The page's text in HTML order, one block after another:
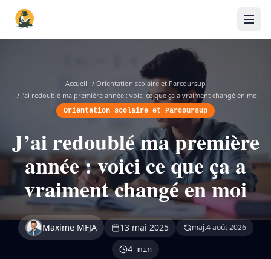
Accueil / Orientation scolaire et Parcoursup
/ J’ai redoublé ma première année : voici ce que ça a vraiment changé en moi
Orientation scolaire et Parcoursup
J’ai redoublé ma première
année : voici ce que ça a
vraiment changé en moi
Maxime MFJA 13 mai 2025 maj.4 août 2026
4 min